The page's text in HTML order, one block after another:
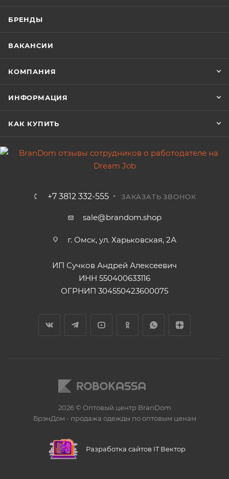
БРЕНДЫ
ВАКАНСИИ
КОМПАНИЯ
ИНФОРМАЦИЯ
КАК КУПИТЬ
+7 3812 332-555 ЗАКАЗАТЬ ЗВОНОК
sale@brandom.shop
г. Омск, ул. Харьковская, 2А
ИП Сучков Андрей Алексеевич
ИНН 550400633116
ОГРНИП 304550423600075
2026 © Оптовый центр BranDom
БрэнДом - продажа одежды по оптовым ценам
Разработка сайтов IT Вектор